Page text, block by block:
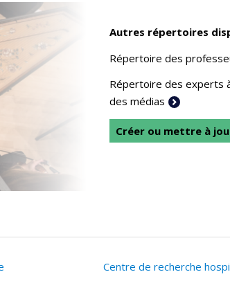
Autres répertoires
Répertoire des
Répertoire des experts
des médias
Créer ou mettre à
Centre de recherche